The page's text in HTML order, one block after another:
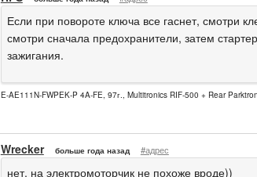
Если при повороте ключа все гаснет, смотри
смотри сначала предохранители, затем
зажигания.
E-AE111N-FWPEK-P 4A-FE, 97г., Multitronics RIF-500 + Rear
Wrecker больше года назад #адрес
нет, на электромоторчик не похоже вроде))